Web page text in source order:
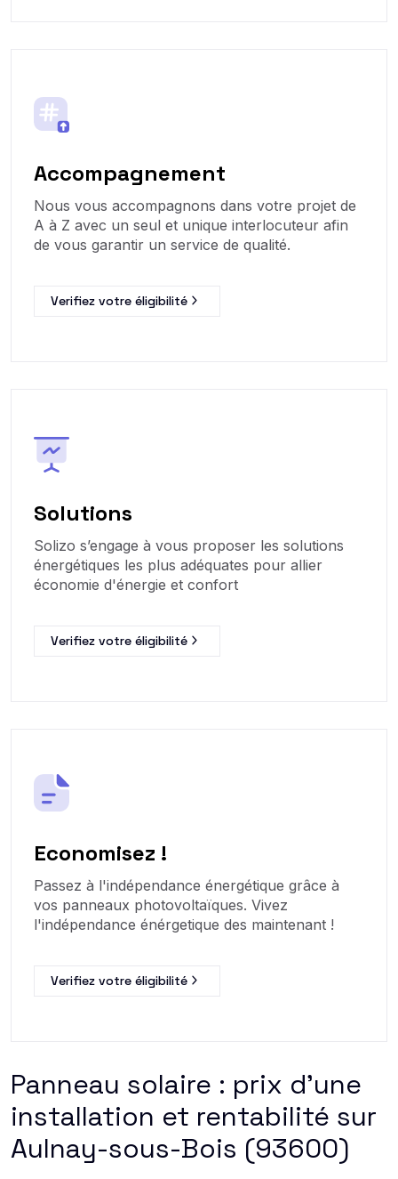
Accompagnement
Nous vous accompagnons dans votre projet de
A à Z avec un seul et unique interlocuteur afin
de vous garantir un service de qualité.
Verifiez votre éligibilité
Solutions
Solizo s’engage à vous proposer les solutions
énergétiques les plus adéquates pour allier
économie d'énergie et confort
Verifiez votre éligibilité
Economisez !
Passez à l'indépendance énergétique grâce à
vos panneaux photovoltaïques. Vivez
l'indépendance énérgetique des maintenant !
Verifiez votre éligibilité
Panneau solaire : prix d’une
installation et rentabilité sur
Aulnay-sous-Bois (93600)